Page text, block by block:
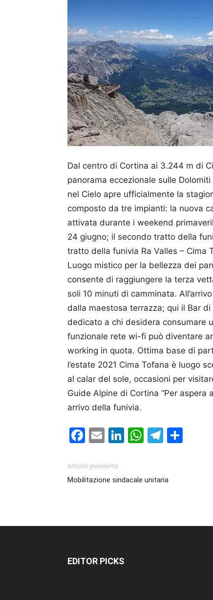
Dal centro di Cortina ai 3.244 m di
panorama eccezionale sulle
nel Cielo apre ufficialmente la
composto da tre impianti: la nuova
attivata durante i weekend
24 giugno; il secondo tratto della
tratto della funivia Ra Valles – Cima
Luogo mistico per la bellezza dei
consente di raggiungere la terza
soli 10 minuti di camminata.
dalla maestosa terrazza; qui il Bar
dedicato a chi desidera consumare
funzionale rete wi-fi può diventare
working in quota. Ottima base di
l’estate 2021 Cima Tofana è luogo
al calar del sole, occasioni per
Guide Alpine di Cortina “Per aspera
arrivo della funivia.
Facebook
EmailLinkedIn
WhatsApp
Articolo precedente
Mobilitazione sindacale unitaria
EDITOR PICKS